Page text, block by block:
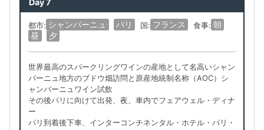
都市: シャンパーニュ パリ 国: フランス 食事: 朝
昼
夕
世界最高のスパークリングワインの産地として名高いシャン
パーニュ地方のブドウ畑訪問と原産地統制名称（AOC）シ
ャンパーニュワイン試飲
その後パリに向けて出発、夜、車内でフェアウェル・ディナ
ー
パリ到着後下車、インターコンチネンタル・ホテル・パリ・